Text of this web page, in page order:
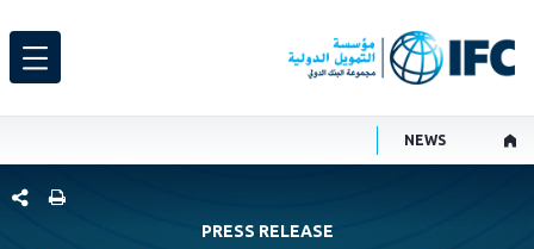
NEWS
شارك
PRESS RELEASE